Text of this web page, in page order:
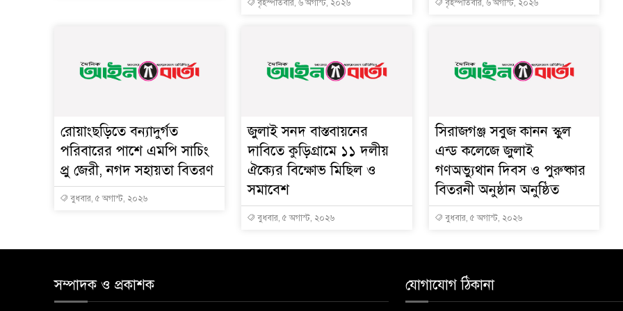
বৃহস্পতিবার, ৬ অগাস্ট, ২০২৬ বৃহস্পতিবার, ৬ অগাস্ট, ২০২৬
রোয়াংছড়িতে বন্যাদুর্গত
পরিবারের পাশে এমপি সাচিং
প্রু জেরী, নগদ সহায়তা বিতরণ
বুধবার, ৫ অগাস্ট, ২০২৬
জুলাই সনদ বাস্তবায়নের
দাবিতে কুড়িগ্রামে ১১ দলীয়
ঐক্যের বিক্ষোভ মিছিল ও
সমাবেশ
বুধবার, ৫ অগাস্ট, ২০২৬
সিরাজগঞ্জ সবুজ কানন স্কুল
এন্ড কলেজে জুলাই
গণঅভ্যুথান দিবস ও পুরুষ্কার
বিতরনী অনুষ্ঠান অনুষ্ঠিত
বুধবার, ৫ অগাস্ট, ২০২৬
সম্পাদক ও প্রকাশক যোগাযোগ ঠিকানা